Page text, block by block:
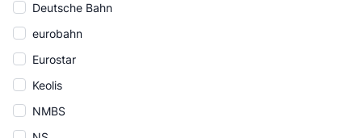
Deutsche Bahn
eurobahn
Eurostar
Keolis
NMBS